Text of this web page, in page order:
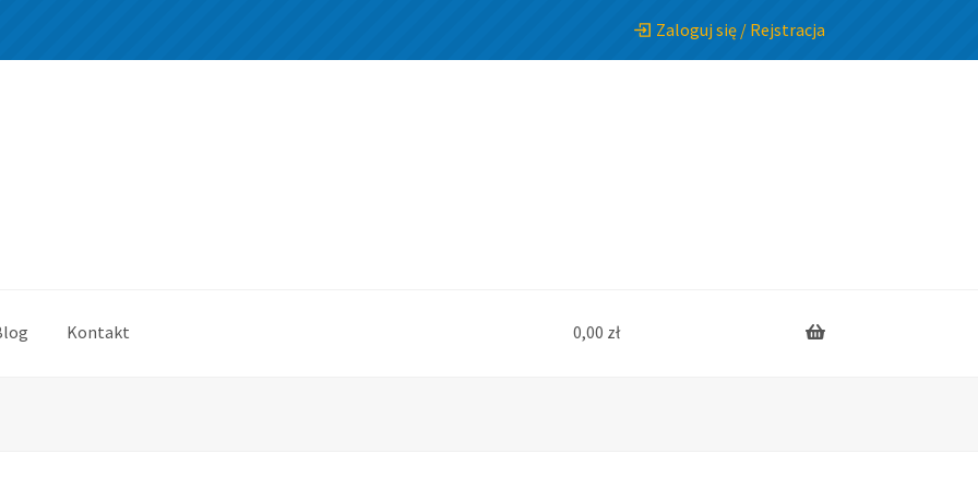
Zaloguj się / Rejstracja
Kontakt 0,00 zł